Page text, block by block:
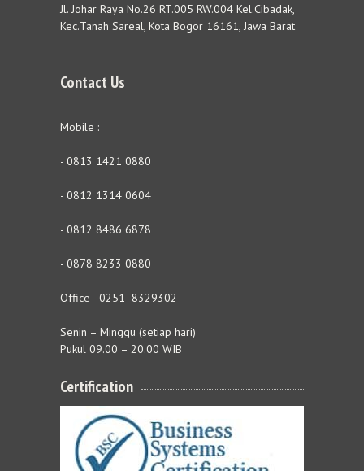
Jl. Johar Raya No.26 RT.005 RW.004 Kel.Cibadak,
Kec.Tanah Sareal, Kota Bogor 16161, Jawa Barat
Contact Us
Mobile :
- 0813 1421 0880
- 0812 1314 0604
- 0812 8486 6878
- 0878 8233 0880
Office - 0251- 8329302
Senin – Minggu (setiap hari)
Pukul 09.00 – 20.00 WIB
Certification